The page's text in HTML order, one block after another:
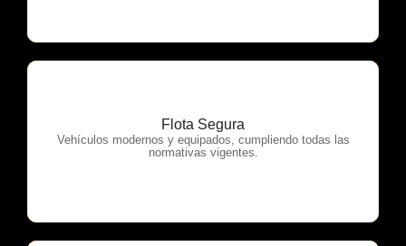
Flota Segura
Vehículos modernos y equipados, cumpliendo todas las
normativas vigentes.
OTP Servicios